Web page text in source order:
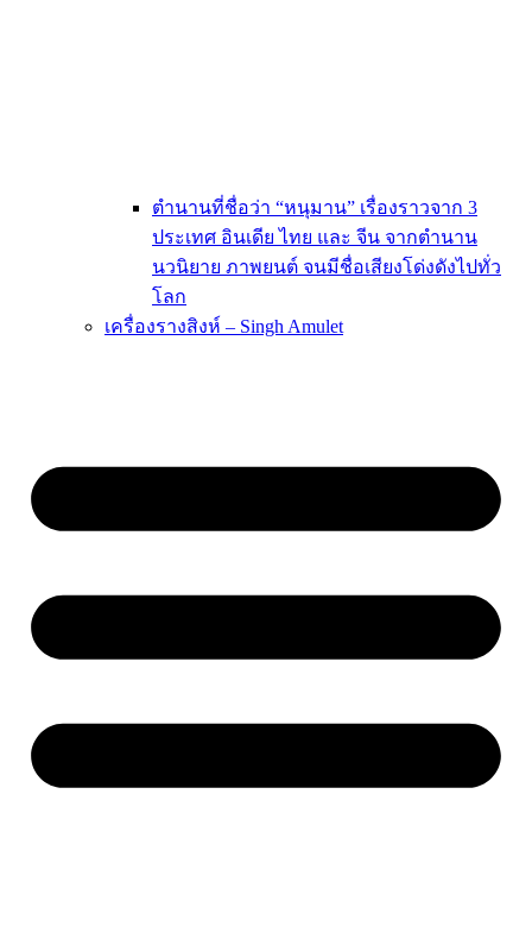
ตำนานที่ชื่อว่า “หนุมาน” เรื่องราวจาก 3
ประเทศ อินเดีย ไทย และ จีน จากตำนาน
นวนิยาย ภาพยนต์ จนมีชื่อเสียงโด่งดังไปทั่ว
โลก
เครื่องรางสิงห์ – Singh Amulet